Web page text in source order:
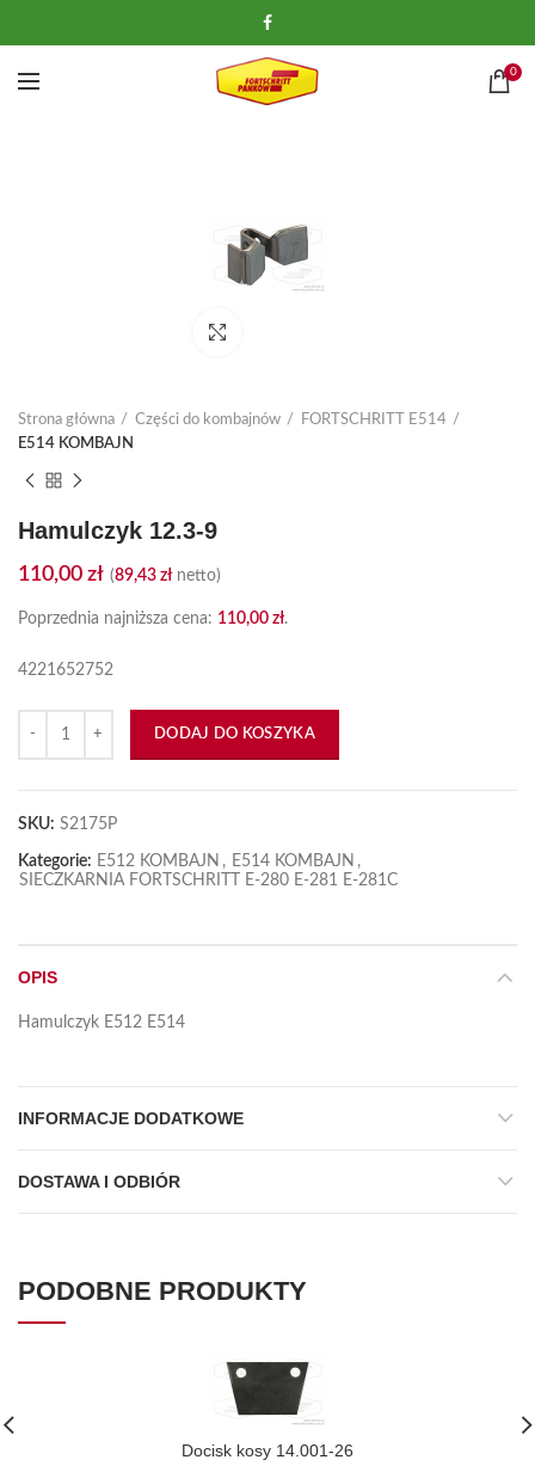
0
Strona główna Części do kombajnów
FORTSCHRITT E514
E514 KOMBAJN
Hamulczyk 12.3-9
110,00 zł (89,43 złnetto)
Poprzednia najniższa cena: 110,00 zł.
4221652752
DODAJ DO KOSZYKA
SKU: S2175P
Kategorie: E512 KOMBAJN , E514 KOMBAJN ,
SIECZKARNIA FORTSCHRITT E-280 E-281 E-281C
OPIS
Hamulczyk E512 E514
INFORMACJE DODATKOWE
DOSTAWA I ODBIÓR
PODOBNE PRODUKTY
Docisk kosy 14.001-26